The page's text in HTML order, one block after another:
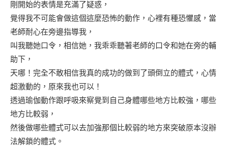
剛開始的表情是充滿了疑惑，
覺得我不可能會做這個這麼恐怖的動作，心裡有種恐懼感，當
老師耐心在旁邊指導我，
叫我聽她口令，相信她，我乖乖聽著老師的口令和她在旁的輔
助下，
天哪！完全不敢相信我真的成功的做到了頭倒立的體式，心情
超激動的，原來我也可以！
透過瑜伽動作跟呼吸來察覺到自己身體哪些地方比較強，哪些
地方比較弱，
然後做哪些體式可以去加強那個比較弱的地方來突破原本沒辦
法解鎖的體式。